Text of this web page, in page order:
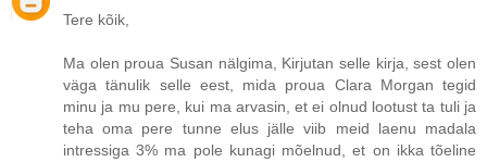
Tere kõik,
Ma olen proua Susan nälgima, Kirjutan selle kirja, sest olen
väga tänulik selle eest, mida proua Clara Morgan tegid
minu ja mu pere, kui ma arvasin, et ei olnud lootust ta tuli ja
teha oma pere tunne elus jälle viib meid laenu madala
intressiga 3% ma pole kunagi mõelnud, et on ikka tõeline